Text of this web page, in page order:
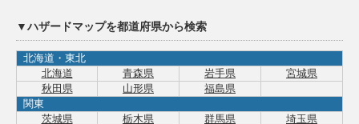
▼ハザードマップを都道府県から検索
北海道・東北
北海道
青森県 岩手県
宮城県
秋田県
山形県
福島県
関東
茨城県
栃木県 群馬県
埼玉県